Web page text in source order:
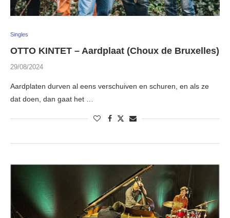
Singles
OTTO KINTET – Aardplaat (Choux de Bruxelles)
29/08/2024
Aardplaten durven al eens verschuiven en schuren, en als ze
dat doen, dan gaat het …